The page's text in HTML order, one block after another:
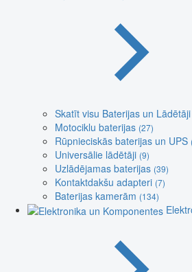
Skatīt visu Baterijas un Lādētāji
Motociklu baterijas (27)
Rūpnieciskās baterijas un UPS
Universālie lādētāji (9)
Uzlādējamas baterijas (39)
Kontaktdakšu adapteri (7)
Baterijas kamerām (134)